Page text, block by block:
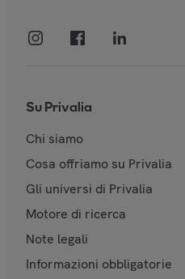
Su Privalia
Chi siamo
Cosa offriamo su Privalia
Gli universi di Privalia
Motore di ricerca
Note legali
Informazioni obbligatorie